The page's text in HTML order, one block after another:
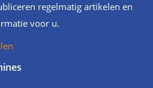
regelmatig artikelen en
voor u.